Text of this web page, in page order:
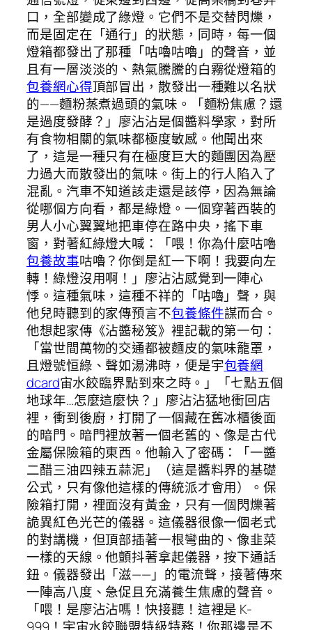
口，全部變成了綠燈。它們不是交替閃爍，
而是固定在「通行」的狀態，同時，每一個
燈箱都發出了那種「咕嚕咕嚕」的聲音，並
且有一層淡淡的、熱氣騰騰的白霧從燈箱的
包養網心得頂部冒出，散發出一種難以名狀
的——麵粉蒸煮過頭的氣味。「麵粉焦慮？還
是過度發酵？」廖沾沾是個醬料學家，對所
有食物相關的氣味都極度敏感。他聞出來
了，這是一種只有在極度巨大的麵團因為壓
力過大而散發出的氣味。街上的行人陷入了
混亂。汽車不知道該走還是該停，因為無論
從哪個方向看，都是綠燈。一個穿著西裝的
男人小心翼翼地把車停在路中央，搖下車
窗，對著紅綠燈大喊：「喂！你為什麼咕嚕
包養故事咕嚕？你倒是紅一下啊！我要向左
轉！綠燈沒用啊！」廖沾沾感覺到一陣心
悸。這種氣味，這種不祥的「咕嚕」聲，與
他兒時聽到的家傳預言不包養條件謀而合。
他想起家傳《沾醬秘笈》裡記載的第一句：
「當世間萬物的交通都被麵皮的氣味籠罩，
且燈號恒綠、聲如湯沸時，便是宇包養網
dcard宙水餃臨界點到來之時。」「七點五個
地球年…怎麼這麼快？」廖沾沾猛地衝回店
裡，衝到後廚，打開了一個藏在舊冰櫃後面
的暗門。暗門裡放著一個老舊的、像是古代
金屬保險箱的東西。他輸入了密碼：「一醬
二醋三油四辣五蒜泥」（這是醬料界的基礎
公式，只有像他這樣的傳統派才會用）。保
險箱打開，裡面沒有黃金，只有一個閃爍著
詭異紅色光芒的儀器。這儀器很像一個老式
的對講機，但頂部插著一根彎曲的、像韭菜
一樣的天線。他顫抖著拿起儀器，按下通話
鈕。儀器發出「滋——」的電流聲，接著傳來
一陣高八度、急促且充滿養生焦慮的聲音。
「喂！是廖沾沾嗎！快接聽！這裡是 K-